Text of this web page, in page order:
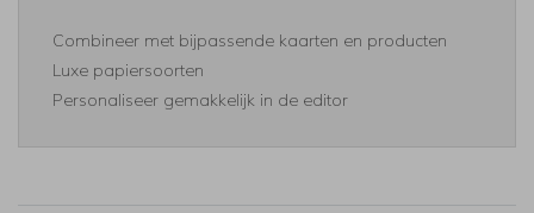
Combineer met bijpassende kaarten en producten
Luxe papiersoorten
Personaliseer gemakkelijk in de editor